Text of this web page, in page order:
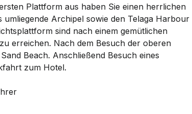
Plattform aus haben Sie einen herrlichen
umliegende Archipel sowie den Telaga Harbour
sind nach einem gemütlichen
erreichen. Nach dem Besuch der oberen
Beach. Anschließend Besuch eines
zum Hotel.